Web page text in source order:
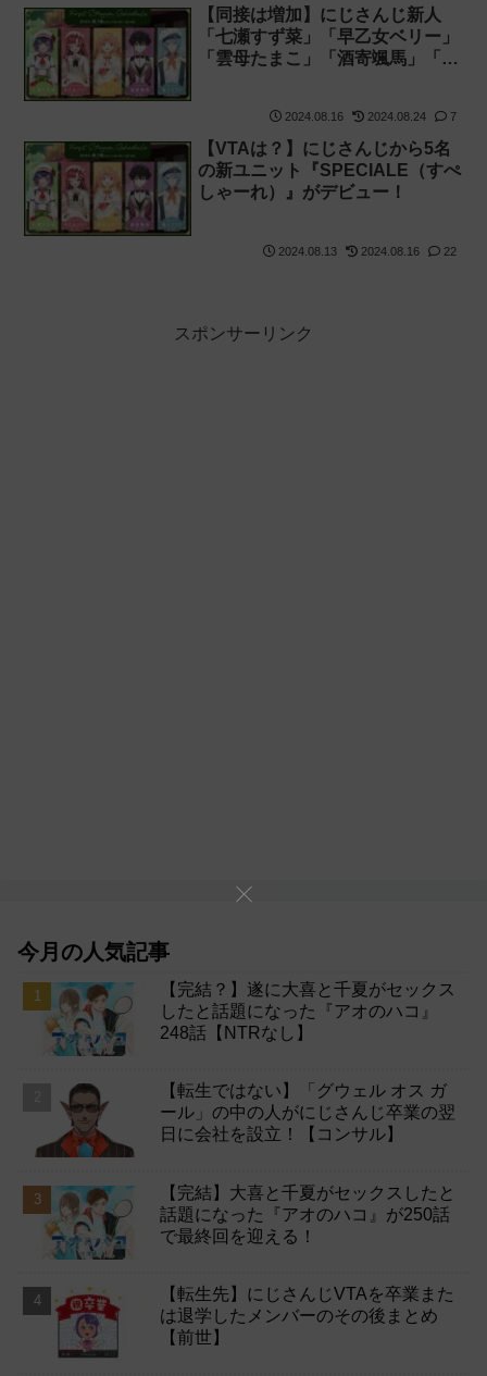
【SPECIALE】
【同接は増加】にじさんじ新人
「七瀬すず菜」「早乙女ベリー」
「雲母たまこ」「酒寄颯馬」「渚
2024.08.16 2024.08.24 7
【VTAは？】にじさんじから5名
の新ユニット『SPECIALE（すぺ
しゃーれ）』がデビュー！
2024.08.13 2024.08.16 22
スポンサーリンク
今月の人気記事
【完結？】遂に大喜と千夏がセックス
したと話題になった『アオのハコ』
248話【NTRなし】
【転生ではない】「グウェル オス ガ
ール」の中の人がにじさんじ卒業の翌
日に会社を設立！【コンサル】
【完結】大喜と千夏がセックスしたと
話題になった『アオのハコ』が250話
で最終回を迎える！
【転生先】にじさんじVTAを卒業また
は退学したメンバーのその後まとめ
【前世】